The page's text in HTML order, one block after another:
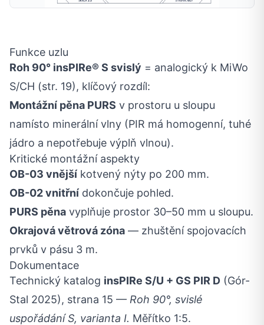
Funkce uzlu
Roh 90° insPIRe® S svislý = analogický k MiWo
S/CH (str. 19), klíčový rozdíl:
Montážní pěna PURS v prostoru u sloupu
namísto minerální vlny (PIR má homogenní, tuhé
jádro a nepotřebuje výplň vlnou).
Kritické montážní aspekty
OB-03 vnější kotvený nýty po 200 mm.
OB-02 vnitřní dokončuje pohled.
PURS pěna vyplňuje prostor 30–50 mm u sloupu.
Okrajová větrová zóna — zhuštění spojovacích
prvků v pásu 3 m.
Dokumentace
Technický katalog insPIRe S/U + GS PIR D (Gór-
Stal 2025), strana 15 — Roh 90°, svislé
uspořádání S, varianta I. Měřítko 1:5.